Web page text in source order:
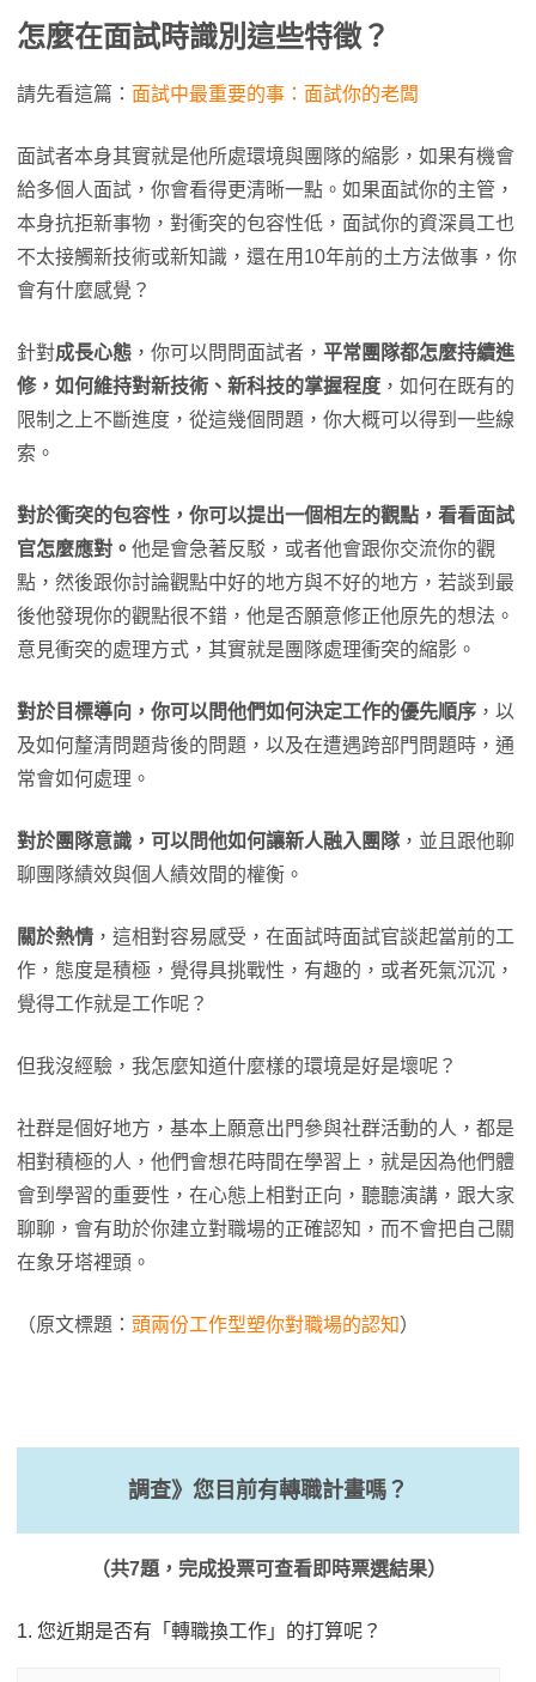
怎麼在面試時識別這些特徵？
請先看這篇： 面試中最重要的事：面試你的老闆
面試者本身其實就是他所處環境與團隊的縮影，如果有機會
給多個人面試，你會看得更清晰一點。如果面試你的主管，
本身抗拒新事物，對衝突的包容性低，面試你的資深員工也
不太接觸新技術或新知識，還在用10年前的土方法做事，你
會有什麼感覺？
針對成長心態 ，你可以問問面試者， 平常團隊都怎麼持續進
修，如何維持對新技術、新科技的掌握程度 ，如何在既有的
限制之上不斷進度，從這幾個問題，你大概可以得到一些線
索。
對於衝突的包容性，你可以提出一個相左的觀點，看看面試
官怎麼應對。 他是會急著反駁，或者他會跟你交流你的觀
點，然後跟你討論觀點中好的地方與不好的地方，若談到最
後他發現你的觀點很不錯，他是否願意修正他原先的想法。
意見衝突的處理方式，其實就是團隊處理衝突的縮影。
對於目標導向，你可以問他們如何決定工作的優先順序 ，以
及如何釐清問題背後的問題，以及在遭遇跨部門問題時，通
常會如何處理。
對於團隊意識，可以問他如何讓新人融入團隊，並且跟他聊
聊團隊績效與個人績效間的權衡。
關於熱情 ，這相對容易感受，在面試時面試官談起當前的工
作，態度是積極，覺得具挑戰性，有趣的，或者死氣沉沉，
覺得工作就是工作呢？
但我沒經驗，我怎麼知道什麼樣的環境是好是壞呢？
社群是個好地方，基本上願意出門參與社群活動的人，都是
相對積極的人，他們會想花時間在學習上，就是因為他們體
會到學習的重要性，在心態上相對正向，聽聽演講，跟大家
聊聊，會有助於你建立對職場的正確認知，而不會把自己關
在象牙塔裡頭。
（原文標題： 頭兩份工作型塑你對職場的認知）
調查》您目前有轉職計畫嗎？
（共7題，完成投票可查看即時票選結果）
1. 您近期是否有「轉職換工作」的打算呢？